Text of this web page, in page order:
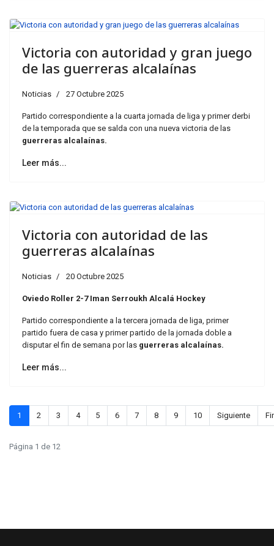
Victoria con autoridad y gran juego
de las guerreras alcalaínas
Noticias 27 Octubre 2025
Partido correspondiente a la cuarta jornada de liga y primer derbi
de la temporada que se salda con una nueva victoria de las
guerreras alcalaínas.
Leer más...
Victoria con autoridad de las
guerreras alcalaínas
Noticias 20 Octubre 2025
Oviedo Roller 2-7 Iman Serroukh Alcalá Hockey
Partido correspondiente a la tercera jornada de liga, primer
partido fuera de casa y primer partido de la jornada doble a
disputar el fin de semana por las guerreras alcalaínas.
Leer más...
1 2 3 4 5 6 7 8 9 10 Siguiente
Página 1 de 12